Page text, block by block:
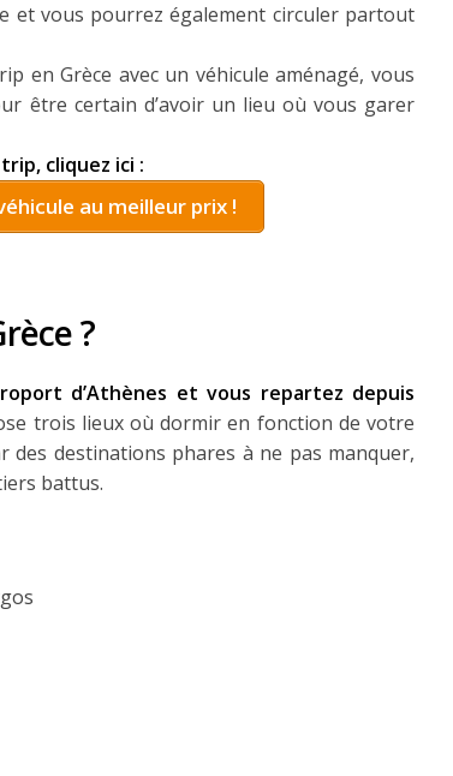
et vous pourrez également circuler partout
en Grèce avec un véhicule aménagé, vous
être certain d’avoir un lieu où vous garer
cliquez ici :
au meilleur prix !
?
d’Athènes et vous repartez depuis
trois lieux où dormir en fonction de votre
des destinations phares à ne pas manquer,
battus.